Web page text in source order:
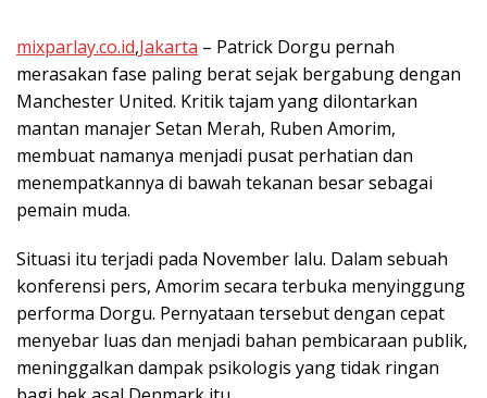
mixparlay.co.id,Jakarta – Patrick Dorgu pernah
merasakan fase paling berat sejak bergabung dengan
Manchester United. Kritik tajam yang dilontarkan
mantan manajer Setan Merah, Ruben Amorim,
membuat namanya menjadi pusat perhatian dan
menempatkannya di bawah tekanan besar sebagai
pemain muda.
Situasi itu terjadi pada November lalu. Dalam sebuah
konferensi pers, Amorim secara terbuka menyinggung
performa Dorgu. Pernyataan tersebut dengan cepat
menyebar luas dan menjadi bahan pembicaraan publik,
meninggalkan dampak psikologis yang tidak ringan